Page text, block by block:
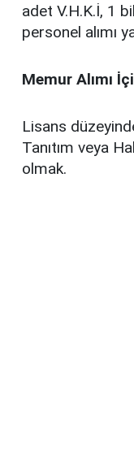
adet V.H.K.İ, 1
personel alımı
Memur Alımı
Lisans
Tanıtım veya
olmak.